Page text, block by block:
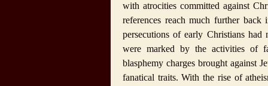
with atrocities committed against
references reach much further
persecutions of early Christians
were marked by the activities of
blasphemy charges brought against
fanatical traits. With the rise of